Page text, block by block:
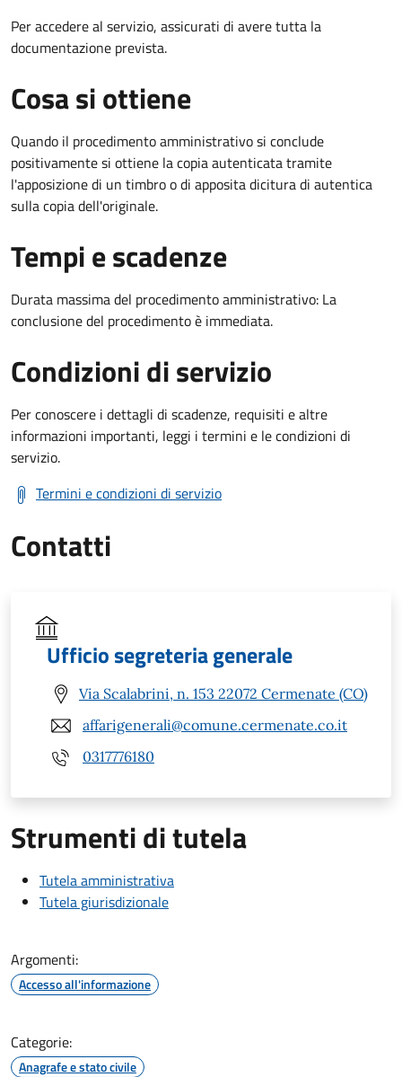
Per accedere al servizio, assicurati di avere tutta la
documentazione prevista.
Cosa si ottiene
Quando il procedimento amministrativo si conclude
positivamente si ottiene la copia autenticata tramite
l'apposizione di un timbro o di apposita dicitura di autentica
sulla copia dell'originale.
Tempi e scadenze
Durata massima del procedimento amministrativo: La
conclusione del procedimento è immediata.
Condizioni di servizio
Per conoscere i dettagli di scadenze, requisiti e altre
informazioni importanti, leggi i termini e le condizioni di
servizio.
Termini e condizioni di servizio
Contatti
Ufficio segreteria generale
Via Scalabrini, n. 153 22072 Cermenate (CO)
affarigenerali@comune.cermenate.co.it
0317776180
Strumenti di tutela
Tutela amministrativa
Tutela giurisdizionale
Argomenti:
Accesso all'informazione
Categorie:
Anagrafe e stato civile